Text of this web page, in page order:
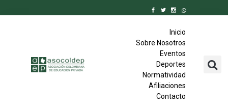
Inicio
Sobre Nosotros
Eventos
Deportes
Normatividad
Afiliaciones
Contacto